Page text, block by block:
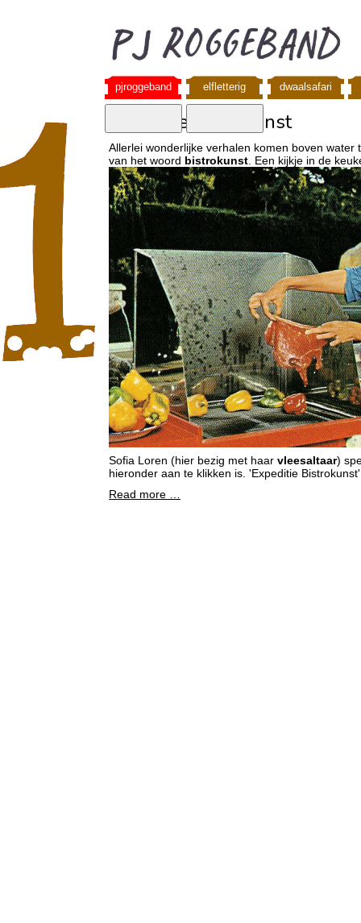
pjroggeband elfletterig dwaalsafari
expeditie bistrokunst
Allerlei wonderlijke verhalen komen boven
van het woord bistrokunst . Een kijkje in de
Sofia Loren (hier bezig met haar vleesaltaar)
hieronder aan te klikken is. 'Expeditie
Read more …